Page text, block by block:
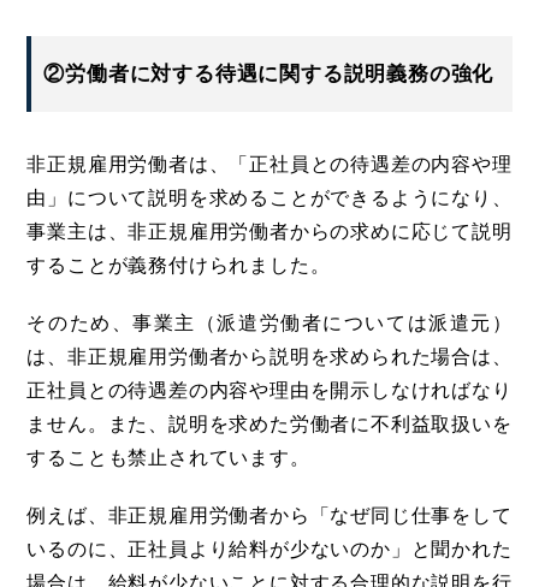
②労働者に対する待遇に関する説明義務の強化
非正規雇用労働者は、「正社員との待遇差の内容や理
由」について説明を求めることができるようになり、
事業主は、非正規雇用労働者からの求めに応じて説明
することが義務付けられました。
そのため、事業主（派遣労働者については派遣元）
は、非正規雇用労働者から説明を求められた場合は、
正社員との待遇差の内容や理由を開示しなければなり
ません。また、説明を求めた労働者に不利益取扱いを
することも禁止されています。
例えば、非正規雇用労働者から「なぜ同じ仕事をして
いるのに、正社員より給料が少ないのか」と聞かれた
場合は、給料が少ないことに対する合理的な説明を行